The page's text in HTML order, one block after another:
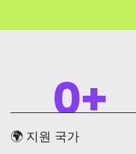
0+
🌍 지원 국가